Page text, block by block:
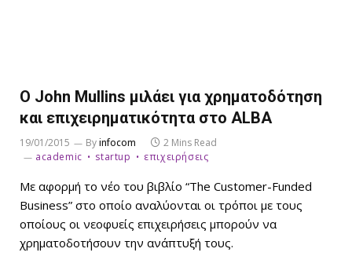
Ο John Mullins μιλάει για χρηματοδότηση
και επιχειρηματικότητα στο ALBA
19/01/2015 Byinfocom
2 Mins Read
academic
startup επιχειρήσεις
Με αφορμή το νέο του βιβλίο “The Customer-Funded
Business” στο οποίο αναλύονται οι τρόποι με τους
οποίους οι νεοφυείς επιχειρήσεις μπορούν να
χρηματοδοτήσουν την ανάπτυξή τους.